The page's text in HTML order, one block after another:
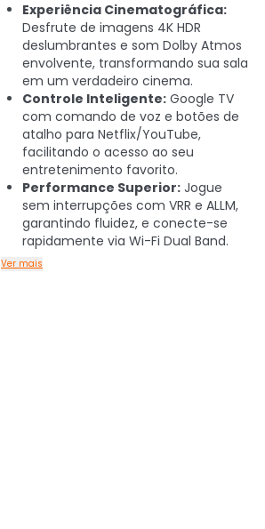
Experiência Cinematográfica:
Desfrute de imagens 4K HDR
deslumbrantes e som Dolby Atmos
envolvente, transformando sua sala
em um verdadeiro cinema.
Controle Inteligente: Google TV
com comando de voz e botões de
atalho para Netflix/YouTube,
facilitando o acesso ao seu
entretenimento favorito.
Performance Superior: Jogue
sem interrupções com VRR e ALLM,
garantindo fluidez, e conecte-se
rapidamente via Wi-Fi Dual Band.
Ver mais